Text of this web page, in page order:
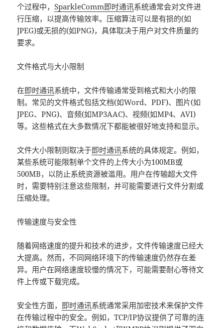
个过程中，SparkleComm即时通讯系统通常会对文件进
行压缩，以提高传输效率。压缩算法可以是有损的(如
JPEG)或无损的(如PNG)，具体取决于用户对文件质量的
要求。
文件格式与大小限制
在即时通讯系统中，文件传输通常受到格式和大小的限
制。常见的文件格式包括文档(如Word、PDF)、图片(如
JPEG、PNG)、音频(如MP3AAC)、视频(如MP4、AVI)
等。这些格式在大多数情况下都能被很好地支持和显示。
文件大小限制则取决于即时通讯系统的具体规定。例如，
某些系统可能限制单个文件的上传大小为100MB或
500MB，以防止系统资源被滥用。用户在传输超大文件
时，需要特别注意这些限制，并可能需要进行文件分割或
压缩处理。
传输速度与安全性
随着网络速度的提升和技术的进步，文件传输速度已经大
大提高。然而，不同网络环境下的传输速度仍然存在差
异。用户在网络速度较慢的情况下，可能需要耐心等待文
件上传或下载完成。
安全性方面， 即时通讯系统通常采用加密技术来保护文件
在传输过程中的安全。例如，TCP/IP协议提供了可靠的连